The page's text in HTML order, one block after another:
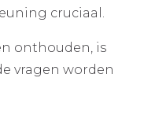
cruciaal.
onthouden, is
vragen worden